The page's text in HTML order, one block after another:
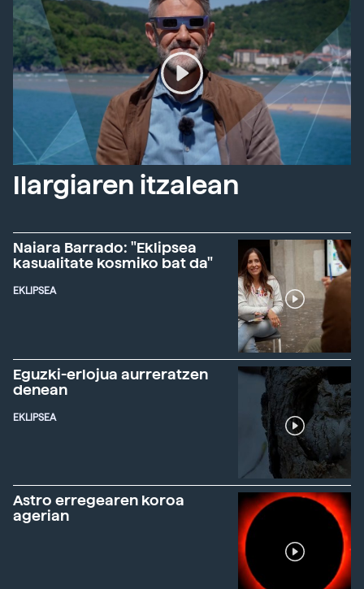
Ilargiaren itzalean
Naiara Barrado: "Eklipsea
kasualitate kosmiko bat da"
EKLIPSEA
Eguzki-erlojua aurreratzen
denean
EKLIPSEA
Astro erregearen koroa
agerian